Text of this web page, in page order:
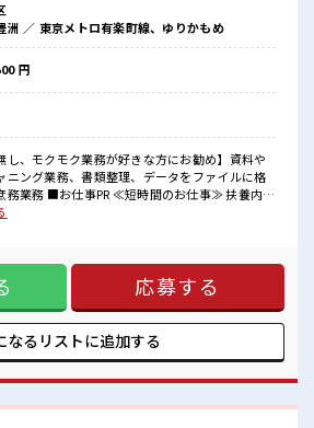
ることもあります♪
イベート満喫！
すぎたり奇抜でなければOKです！
大カンゲイ≫
するのは不安だけど、
ています！
テップUP目指していきましょう！
のヘアカラーもOKなのはウレシイPoint☆
もぴったり☆
洲 ／ 東京メトロ有楽町線、ゆりかもめ
円
し、モクモク業務が好きな方にお勧め】資料や
ニング業務、書類整理、データをファイルに格
間のお仕事≫ 扶養内
主婦&主夫さんも気軽にご応募くださいね♪ ≪時
ベート満喫！ ≪髪型自由≫ 基本的に髪色自由で
奇抜でなければOKです！ (規定有)≪未経験の方
≫ 新しいことにチャレンジするのは不安だけ
働く環境が整っています！ イチからスキルUP・
いきましょう！ ■職場の雰囲気 派手すぎ
のヘアカラーもOKなのはウレシイPoint☆ 休憩
☆ ロッカー付き職場♪
応募する
なるリストに追加する